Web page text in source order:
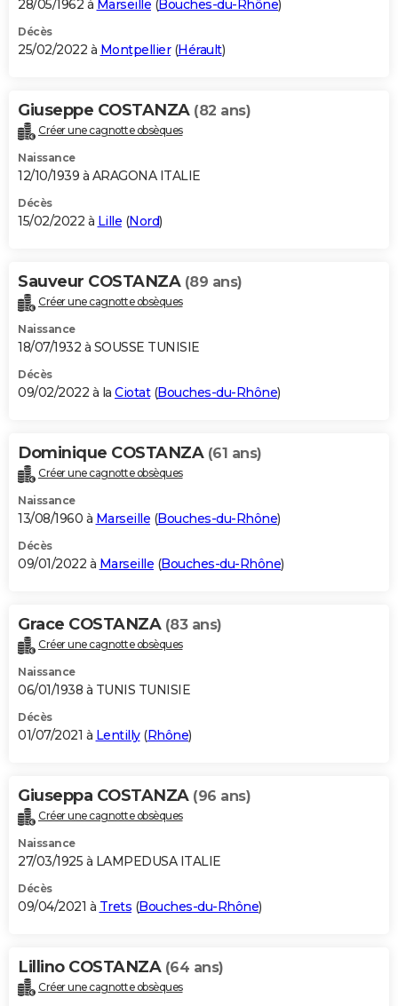
28/05/1962 à Marseille (Bouches-du-Rhône)
Décès
25/02/2022 à Montpellier(Hérault)
Giuseppe COSTANZA (82 ans)
Créer une cagnotte obsèques
Naissance
12/10/1939 à ARAGONA ITALIE
Décès
15/02/2022 à Lille (Nord)
Sauveur COSTANZA (89 ans)
Créer une cagnotte obsèques
Naissance
18/07/1932 à SOUSSE TUNISIE
Décès
09/02/2022 à la Ciotat(Bouches-du-Rhône)
Dominique COSTANZA (61 ans)
Créer une cagnotte obsèques
Naissance
13/08/1960 à Marseille (Bouches-du-Rhône)
Décès
09/01/2022 à Marseille (Bouches-du-Rhône)
Grace COSTANZA (83 ans)
Créer une cagnotte obsèques
Naissance
06/01/1938 à TUNIS TUNISIE
Décès
01/07/2021 à Lentilly(Rhône)
Giuseppa COSTANZA (96 ans)
Créer une cagnotte obsèques
Naissance
27/03/1925 à LAMPEDUSA ITALIE
Décès
09/04/2021 à Trets (Bouches-du-Rhône)
Lillino COSTANZA (64 ans)
Créer une cagnotte obsèques